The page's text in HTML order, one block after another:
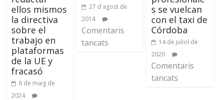
ellos mismos
la directiva
sobre el
trabajo en
plataformas
de la UE y
fracasó
8 de maig de
2024
27 d'agost de
2014
Comentaris
tancats
s se vuelcan
con el taxi de
Córdoba
14 de juliol de
2020
Comentaris
tancats